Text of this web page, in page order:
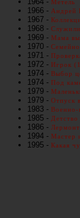
Метель
1966 - Андрей
1967 -
1968 -
1969 - Мама
1970 -
1971 -
1972 - Игрок
1974 - Выбор
1974 - Под
1979 -
1979 - Отпуск
1983 - Военно-
1985 -
1986 -
1994 - Мастер
1995 - Какая